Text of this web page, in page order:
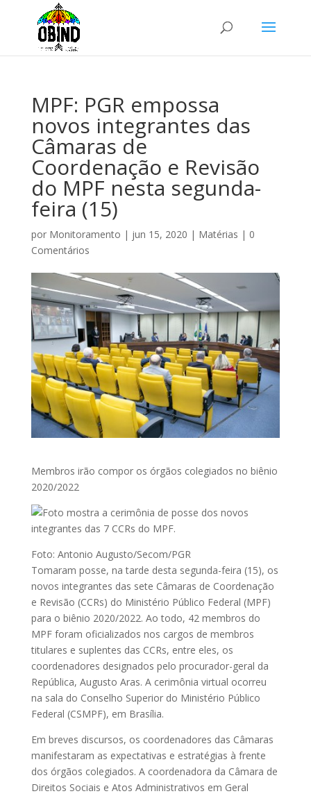
MPF: PGR empossa
novos integrantes das
Câmaras de
Coordenação e Revisão
do MPF nesta segunda-
feira (15)
por Monitoramento | jun 15, 2020 | Matérias | 0
Comentários
Membros irão compor os órgãos colegiados no biênio
2020/2022
Foto: Antonio Augusto/Secom/PGR
Tomaram posse, na tarde desta segunda-feira (15), os
novos integrantes das sete Câmaras de Coordenação
e Revisão (CCRs) do Ministério Público Federal (MPF)
para o biênio 2020/2022. Ao todo, 42 membros do
MPF foram oficializados nos cargos de membros
titulares e suplentes das CCRs, entre eles, os
coordenadores designados pelo procurador-geral da
República, Augusto Aras. A cerimônia virtual ocorreu
na sala do Conselho Superior do Ministério Público
Federal (CSMPF), em Brasília.
Em breves discursos, os coordenadores das Câmaras
manifestaram as expectativas e estratégias à frente
dos órgãos colegiados. A coordenadora da Câmara de
Direitos Sociais e Atos Administrativos em Geral